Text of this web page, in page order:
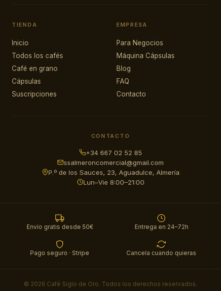
TIENDA
Inicio
Todos los cafés
Café en grano
Cápsulas
Suscripciones
EMPRESA
Para Negocios
Máquina Cápsulas
Blog
FAQ
Contacto
CONTACTO
+34 667 02 52 85
ssalmeroncomercial@gmail.com
P.º de los Sauces, 23, Aguadulce, Almería
Lun–Vie 8:00–21:00
Envío gratis desde 50€ Entrega en 24–72h
Pago seguro · Stripe Cancela cuando quieras
© 2026 Café Siglo de Oro. Todos los derechos reservados.